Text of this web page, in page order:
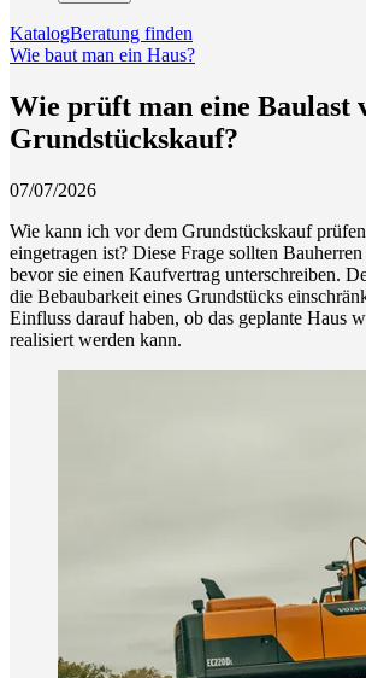
KatalogBeratung finden
Wie baut man ein Haus?
Wie prüft man eine Baulast
Grundstückskauf?
07/07/2026
Wie kann ich vor dem Grundstückskauf
eingetragen ist? Diese Frage sollten
bevor sie einen Kaufvertrag unterschreiben.
die Bebaubarkeit eines Grundstücks
Einfluss darauf haben, ob das geplante Haus
realisiert werden kann.